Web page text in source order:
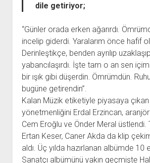
dile getiriyor;
“Günler orada erken ağarırdı.
incelip giderdi. Yaralarım önce hafif
Derinleştikçe, benden ayrılıp
yabancılaşırdı. İşte tam o an sen
bir ışık gibi düşerdin. Ömrümdün.
bugüne getirendin”.
Kalan Müzik etiketiyle piyasaya
yönetmenliğini Erdal Erzincan,
Cem Eroğlu ve Önder Meral üstlendi.
Ertan Keser, Caner Akda da klip
aldı. Üç yılda hazırlanan albümde 10
Sanatçı albümünü yakın geçmişte